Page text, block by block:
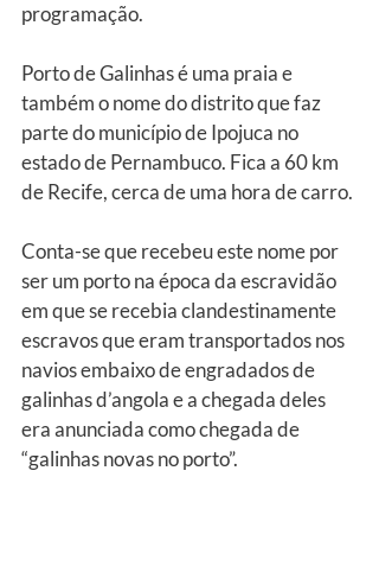
programação.
Porto de Galinhas é uma praia e
também o nome do distrito que faz
parte do município de Ipojuca no
estado de Pernambuco. Fica a 60 km
de Recife, cerca de uma hora de carro.
Conta-se que recebeu este nome por
ser um porto na época da escravidão
em que se recebia clandestinamente
escravos que eram transportados nos
navios embaixo de engradados de
galinhas d’angola e a chegada deles
era anunciada como chegada de
“galinhas novas no porto”.